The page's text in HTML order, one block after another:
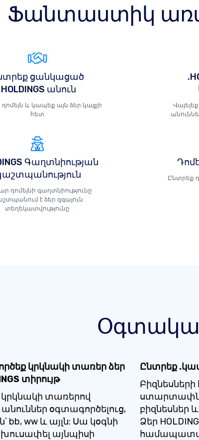
Ֆանտաստիկ
ցանկացած
անուն
և կապեք այն ձեր կայքի
հետ
Գաղտնիության
դոմեյնի գաղտնիությունը
է ձեր զգայուն
տեղեկատվությունը
Ընտրեք
կրկնակի տառեր ձեր
տիրույթ
տառերով
անուններ օգտագործելուց,
bb, ww և այլն: Սա կօգնի
խուսափել այնպիսի
Ընտրեք
բիզնեսներ և
Ձեր